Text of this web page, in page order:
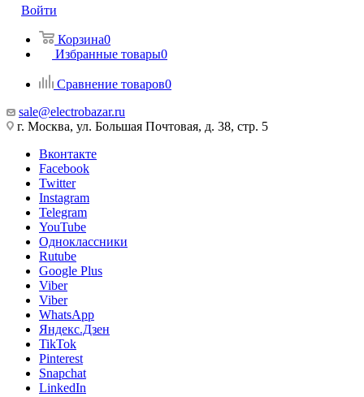
Войти
Корзина0
Избранные товары0
Сравнение товаров0
sale@electrobazar.ru
г. Москва, ул. Большая Почтовая, д. 38, стр. 5
Вконтакте
Facebook
Twitter
Instagram
Telegram
YouTube
Одноклассники
Rutube
Google Plus
Viber
Viber
WhatsApp
Яндекс.Дзен
TikTok
Pinterest
Snapchat
LinkedIn